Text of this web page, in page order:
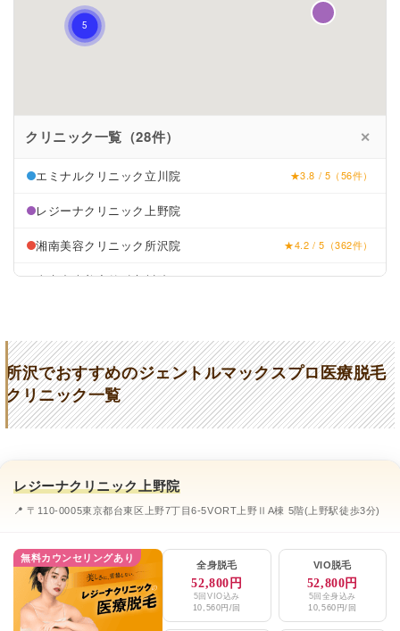
クリニック一覧（28件） ✕
エミナルクリニック立川院 ★3.8 / 5（56件）
レジーナクリニック上野院
湘南美容クリニック所沢院 ★4.2 / 5（362件）
東京中央美容外科立川院 ★3.3 / 5（588件）
おおたメディカルエステ ★3.0 / 5（3件）
スマイル・まやクリニック ★1.7 / 5（86件）
わかさクリニック ★2.4 / 5（270件）
上新井くろかわクリニック
医療法人向来会前田クリニック ★3.6 / 5（39件）
わたなべ皮ふ科クリニック ★3.3 / 5（47件）
★3.3 / 5（58件）
所沢でおすすめのジェントルマックスプロ医療脱毛
クリニック一覧
レジーナクリニック上野院
📍 〒110-0005東京都台東区上野7丁目6-5VORT上野ⅡA棟 5階(上野駅徒歩3分)
無料カウンセリングあり
全身脱毛
52,800円
5回VIO込み
10,560円/回
VIO脱毛
52,800円
5回全身込み
10,560円/回